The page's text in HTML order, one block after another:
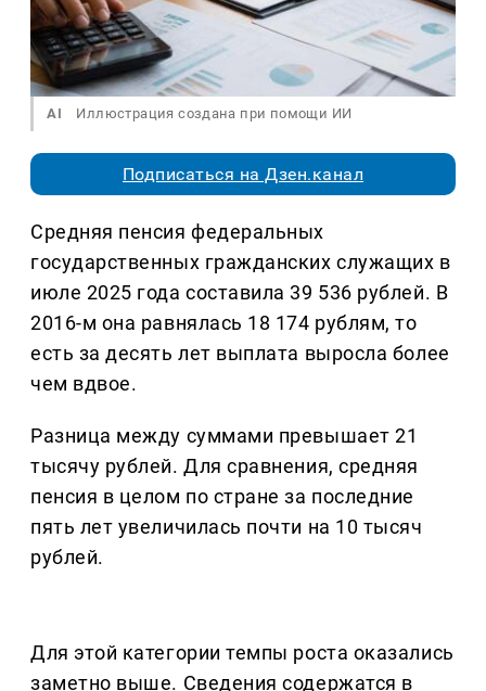
AI Иллюстрация создана при помощи ИИ
Подписаться на Дзен.канал
Средняя пенсия федеральных
государственных гражданских служащих в
июле 2025 года составила 39 536 рублей. В
2016-м она равнялась 18 174 рублям, то
есть за десять лет выплата выросла более
чем вдвое.
Разница между суммами превышает 21
тысячу рублей. Для сравнения, средняя
пенсия в целом по стране за последние
пять лет увеличилась почти на 10 тысяч
рублей.
Для этой категории темпы роста оказались
заметно выше. Сведения содержатся в